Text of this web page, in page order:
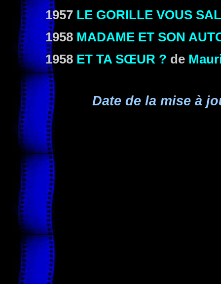
1957 LE GORILLE VOUS
1958 MADAME ET SON
1958 ET TA SŒUR ? de
Date de la mise à